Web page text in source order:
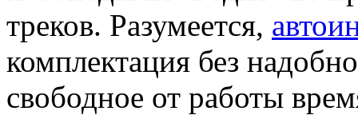
треков. Разумеется,
комплектация без
свободное от работы